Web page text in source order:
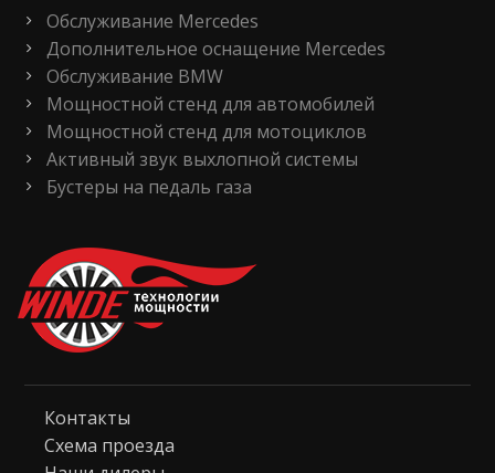
Обслуживание Mercedes
Дополнительное оснащение Mercedes
Обслуживание BMW
Мощностной стенд для автомобилей
Мощностной стенд для мотоциклов
Активный звук выхлопной системы
Бустеры на педаль газа
Контакты
Схема проезда